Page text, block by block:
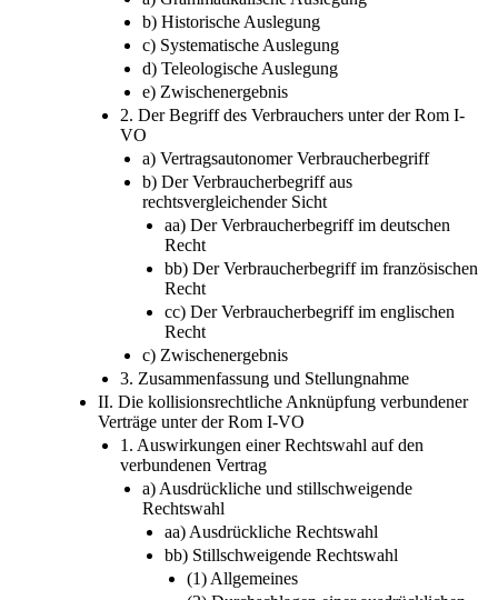
c) Systematische Auslegung
d) Teleologische Auslegung
e) Zwischenergebnis
2. Der Begriff des Verbrauchers unter der Rom I-
VO
a) Vertragsautonomer Verbraucherbegriff
b) Der Verbraucherbegriff aus
rechtsvergleichender Sicht
aa) Der Verbraucherbegriff im deutschen
Recht
bb) Der Verbraucherbegriff im französischen
Recht
cc) Der Verbraucherbegriff im englischen
Recht
c) Zwischenergebnis
3. Zusammenfassung und Stellungnahme
II. Die kollisionsrechtliche Anknüpfung verbundener
Verträge unter der Rom I-VO
1. Auswirkungen einer Rechtswahl auf den
verbundenen Vertrag
a) Ausdrückliche und stillschweigende
Rechtswahl
aa) Ausdrückliche Rechtswahl
bb) Stillschweigende Rechtswahl
(1) Allgemeines
(2) Durchschlagen einer ausdrücklichen